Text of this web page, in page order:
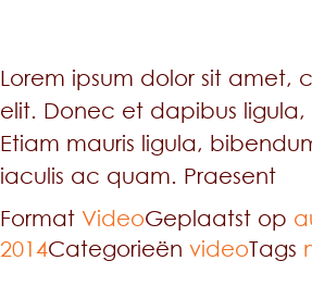
Lorem ipsum dolor sit amet,
elit. Donec et dapibus
Etiam mauris ligula,
iaculis ac quam. Praesent
Format VideoGeplaatst op
2014Categorieën videoTags